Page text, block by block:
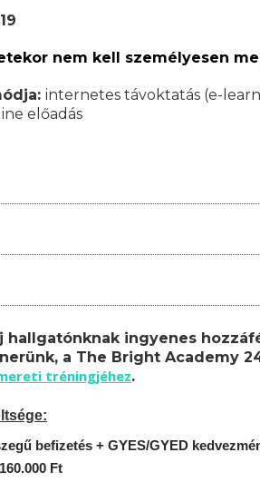
nem kell személyesen
internetes távoktatás (e-
előadás
hallgatónknak ingyenes
a The Bright Academy
tréningjéhez.
befizetés + GYES/GYED
Ft